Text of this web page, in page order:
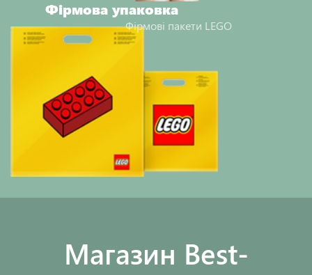
Фірмова упаковка
Фірмові пакети LEGO
Maгазин Best-